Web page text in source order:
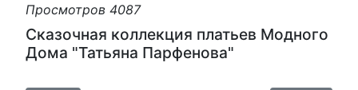
Просмотров 4087
Сказочная коллекция платьев Модного
Дома "Татьяна Парфенова"